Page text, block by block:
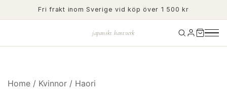
to
Fri frakt inom Sverige vid köp över 1 500 kr
japanskt hantverk
Home / Kvinnor / Haori